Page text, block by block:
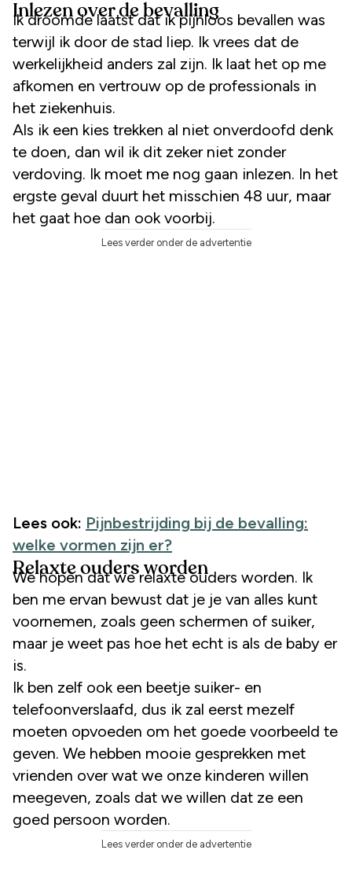
Inlezen over de bevalling
Ik droomde laatst dat ik pijnloos bevallen was
terwijl ik door de stad liep. Ik vrees dat de
werkelijkheid anders zal zijn. Ik laat het op me
afkomen en vertrouw op de professionals in
het ziekenhuis.
Als ik een kies trekken al niet onverdoofd denk
te doen, dan wil ik dit zeker niet zonder
verdoving. Ik moet me nog gaan inlezen. In het
ergste geval duurt het misschien 48 uur, maar
het gaat hoe dan ook voorbij.
Lees verder onder de advertentie
Lees ook: Pijnbestrijding bij de bevalling:
welke vormen zijn er?
Relaxte ouders worden
We hopen dat we relaxte ouders worden. Ik
ben me ervan bewust dat je je van alles kunt
voornemen, zoals geen schermen of suiker,
maar je weet pas hoe het echt is als de baby er
is.
Ik ben zelf ook een beetje suiker- en
telefoonverslaafd, dus ik zal eerst mezelf
moeten opvoeden om het goede voorbeeld te
geven. We hebben mooie gesprekken met
vrienden over wat we onze kinderen willen
meegeven, zoals dat we willen dat ze een
goed persoon worden.
Lees verder onder de advertentie